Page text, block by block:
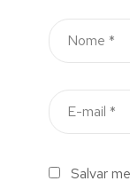
Salvar